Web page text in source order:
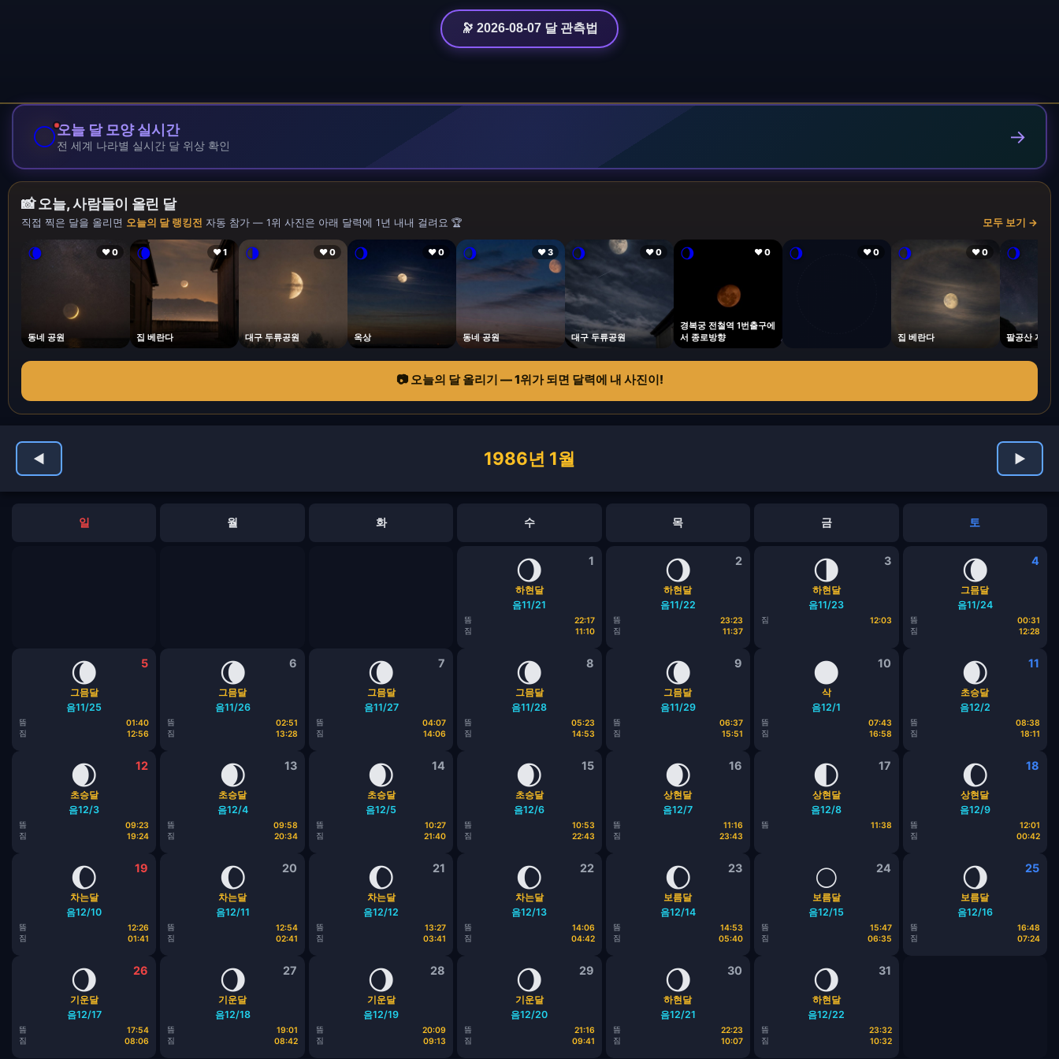
🔭 2026-08-07 달 관측법
🌕오늘 달 모양 실시간
전 세계 나라별 실시간 달 위상 확인 →
📸 오늘, 사람들이 올린 달
직접 찍은 달을 올리면 오늘의 달 랭킹전 자동 참가 — 1위 사진은 아래 달력에 1년 내내 걸려요 🏆 모두 보기 →
🌘 ❤ 0
동네 공원
🌘 ❤ 1
집 베란다
🌗 ❤ 0
대구 두류공원
🌖 ❤ 0
옥상
🌖 ❤ 3
동네 공원
🌖 ❤ 0
대구 두류공원
🌖 ❤ 0
경복궁 전철역 1번출구에
서 종로방향
🌖 ❤ 0 🌖 ❤ 0
집 베란다
🌖
팔공산 자락
📷 오늘의 달 올리기 — 1위가 되면 달력에 내 사진이!
◀ 1986년 1월 ▶
일 월 화 수 목 금 토
1
🌖
하현달
음11/21
뜸
22:17
짐
11:10
2
🌖
하현달
음11/22
뜸
23:23
짐
11:37
3
🌗
하현달
음11/23
짐 12:03
4
🌘
그믐달
음11/24
뜸
00:31
짐
12:28
5
🌘
그믐달
음11/25
뜸
01:40
짐
12:56
6
🌘
그믐달
음11/26
뜸
02:51
짐
13:28
7
🌘
그믐달
음11/27
뜸
04:07
짐
14:06
8
🌘
그믐달
음11/28
뜸
05:23
짐
14:53
9
🌘
그믐달
음11/29
뜸
06:37
짐
15:51
10
🌑
삭
음12/1
뜸
07:43
짐
16:58
11
🌒
초승달
음12/2
뜸
08:38
짐
18:11
12
🌒
초승달
음12/3
뜸
09:23
짐
19:24
13
🌒
초승달
음12/4
뜸
09:58
짐
20:34
14
🌒
초승달
음12/5
뜸
10:27
짐
21:40
15
🌒
초승달
음12/6
뜸
10:53
짐
22:43
16
🌒
상현달
음12/7
뜸
11:16
짐
23:43
17
🌓
상현달
음12/8
뜸 11:38
18
🌔
상현달
음12/9
뜸
12:01
짐
00:42
19
🌔
차는달
음12/10
뜸
12:26
짐
01:41
20
🌔
차는달
음12/11
뜸
12:54
짐
02:41
21
🌔
차는달
음12/12
뜸
13:27
짐
03:41
22
🌔
차는달
음12/13
뜸
14:06
짐
04:42
23
🌔
보름달
음12/14
뜸
14:53
짐
05:40
24
🌕
보름달
음12/15
뜸
15:47
짐
06:35
25
🌖
보름달
음12/16
뜸
16:48
짐
07:24
26
🌖
기운달
음12/17
뜸
17:54
짐
08:06
27
🌖
기운달
음12/18
뜸
19:01
짐
08:42
28
🌖
기운달
음12/19
뜸
20:09
짐
09:13
29
🌖
기운달
음12/20
뜸
21:16
짐
09:41
30
🌖
하현달
음12/21
뜸
22:23
짐
10:07
31
🌖
하현달
음12/22
뜸
23:32
짐
10:32